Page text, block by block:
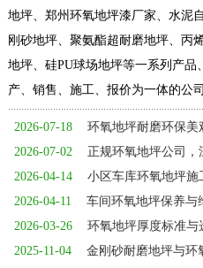
地坪、郑州环氧地坪漆厂家、水泥
刚砂地坪、聚氨酯超耐磨地坪、丙
地坪、硅PU球场地坪等一系列产
产、销售、施工、报价为一体的公司
2026-07-18
环氧地坪耐磨环保美
2026-07-02
正规环氧地坪公司，
2026-04-14
小区车库环氧地坪施
2026-04-11
车间环氧地坪保养与
2026-03-26
环氧地坪厚度标准与
2025-11-04
金刚砂耐磨地坪与环